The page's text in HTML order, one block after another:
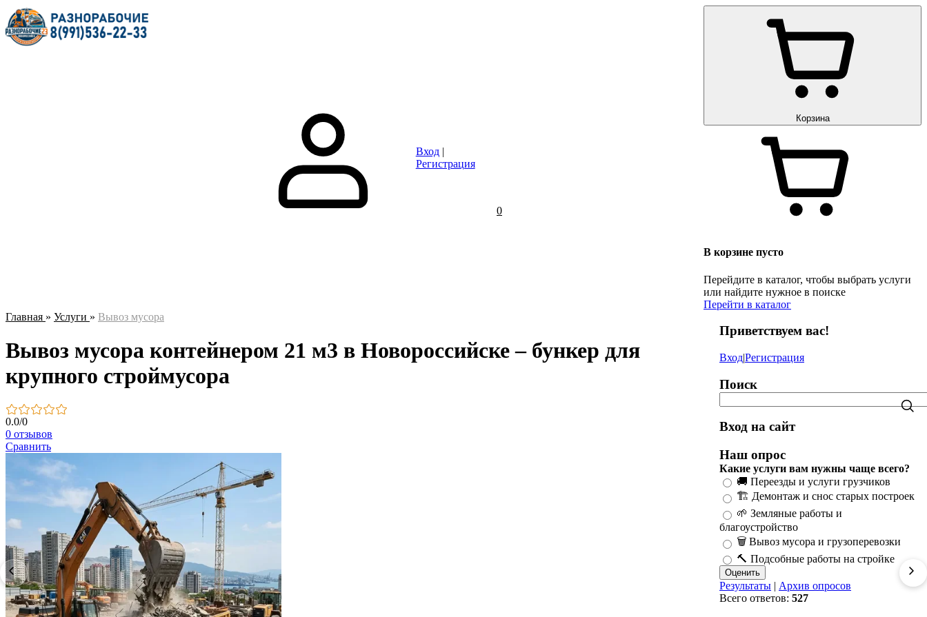
Вход|
Регистрация
0
Корзина
В корзине пусто
Перейдите в каталог, чтобы выбрать услуги
или найдите нужное в поиске
Перейти в каталог
Главная » Услуги » Вывоз мусора
Вывоз мусора контейнером 21 м3 в Новороссийске – бункер для
крупного строймусора
0.0/0
0 отзывов
Сравнить
Приветствуем вас!
Вход|Регистрация
Поиск
Вход на сайт
Наш опрос
Какие услуги вам нужны чаще всего?
🚚 Переезды и услуги грузчиков
🏗️ Демонтаж и снос старых построек
🌱 Земляные работы и
благоустройство
🗑️ Вывоз мусора и грузоперевозки
🔨 Подсобные работы на стройке
Результаты | Архив опросов
Всего ответов: 527